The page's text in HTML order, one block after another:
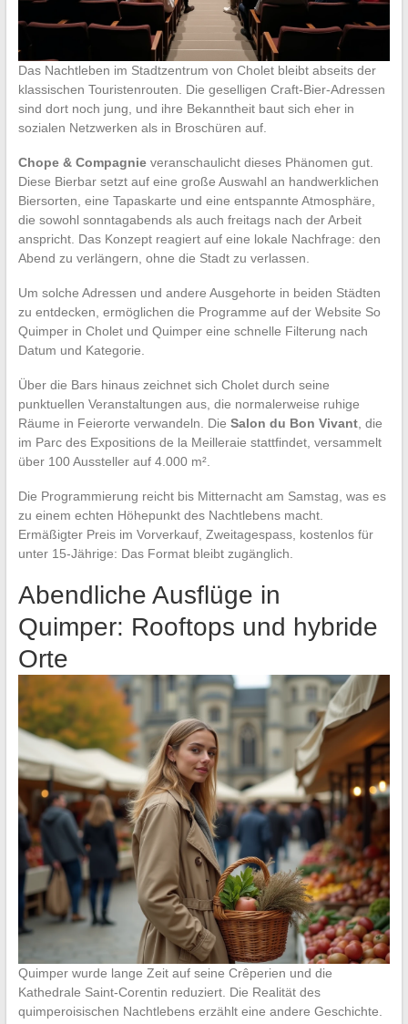
Das Nachtleben im Stadtzentrum von Cholet bleibt abseits der
klassischen Touristenrouten. Die geselligen Craft-Bier-Adressen
sind dort noch jung, und ihre Bekanntheit baut sich eher in
sozialen Netzwerken als in Broschüren auf.
Chope & Compagnieveranschaulicht dieses Phänomen gut.
Diese Bierbar setzt auf eine große Auswahl an handwerklichen
Biersorten, eine Tapaskarte und eine entspannte Atmosphäre,
die sowohl sonntagabends als auch freitags nach der Arbeit
anspricht. Das Konzept reagiert auf eine lokale Nachfrage: den
Abend zu verlängern, ohne die Stadt zu verlassen.
Um solche Adressen und andere Ausgehorte in beiden Städten
zu entdecken, ermöglichen die Programme auf der Website So
Quimper in Cholet und Quimper eine schnelle Filterung nach
Datum und Kategorie.
Über die Bars hinaus zeichnet sich Cholet durch seine
punktuellen Veranstaltungen aus, die normalerweise ruhige
Räume in Feierorte verwandeln. Die Salon du Bon Vivant, die
im Parc des Expositions de la Meilleraie stattfindet, versammelt
über 100 Aussteller auf 4.000 m².
Die Programmierung reicht bis Mitternacht am Samstag, was es
zu einem echten Höhepunkt des Nachtlebens macht.
Ermäßigter Preis im Vorverkauf, Zweitagespass, kostenlos für
unter 15-Jährige: Das Format bleibt zugänglich.
Abendliche Ausflüge in
Quimper: Rooftops und hybride
Orte
Quimper wurde lange Zeit auf seine Crêperien und die
Kathedrale Saint-Corentin reduziert. Die Realität des
quimperoisischen Nachtlebens erzählt eine andere Geschichte.